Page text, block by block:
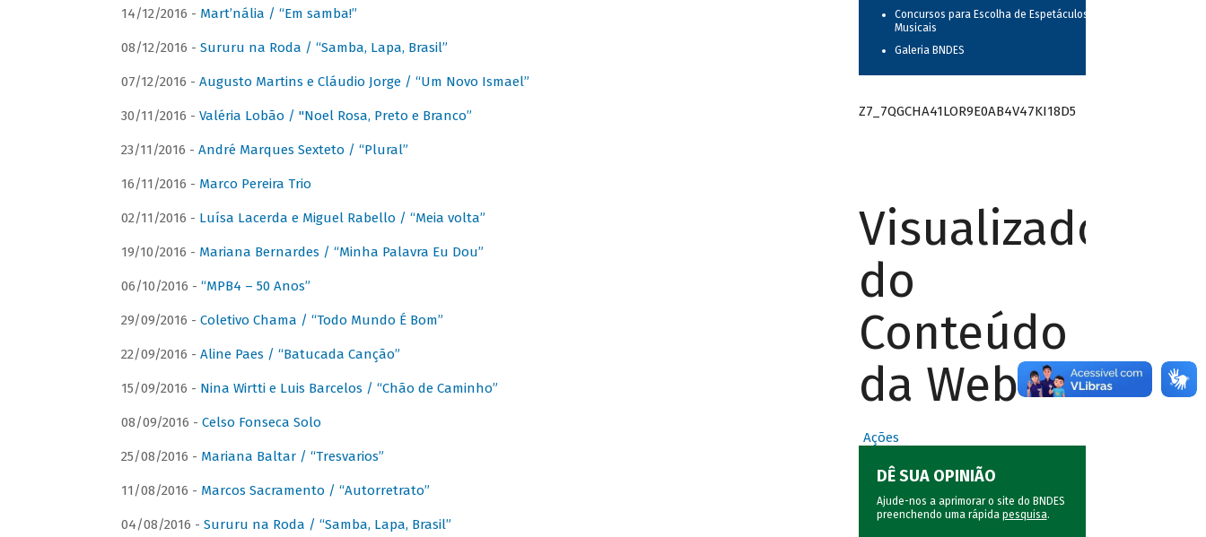
14/12/2016 - Mart’nália / “Em samba!”
08/12/2016 - Sururu na Roda / “Samba, Lapa, Brasil”
07/12/2016 - Augusto Martins e Cláudio Jorge / “Um Novo Ismael”
30/11/2016 - Valéria Lobão / "Noel Rosa, Preto e Branco”
23/11/2016 - André Marques Sexteto / “Plural”
16/11/2016 - Marco Pereira Trio
02/11/2016 - Luísa Lacerda e Miguel Rabello / “Meia volta”
19/10/2016 - Mariana Bernardes / “Minha Palavra Eu Dou”
06/10/2016 - “MPB4 – 50 Anos”
29/09/2016 - Coletivo Chama / “Todo Mundo É Bom”
22/09/2016 - Aline Paes / “Batucada Canção”
15/09/2016 - Nina Wirtti e Luis Barcelos / “Chão de Caminho”
08/09/2016 - Celso Fonseca Solo
25/08/2016 - Mariana Baltar / “Tresvarios”
11/08/2016 - Marcos Sacramento / “Autorretrato”
04/08/2016 - Sururu na Roda / “Samba, Lapa, Brasil”
Concursos para Escolha de Espetáculos
Musicais
Galeria BNDES
Z7_7QGCHA41LOR9E0AB4V47KI18D5
Visualizador
do
Conteúdo
da Web
Ações
DÊ SUA OPINIÃO
Ajude-nos a aprimorar o site do BNDES
preenchendo uma rápida pesquisa.